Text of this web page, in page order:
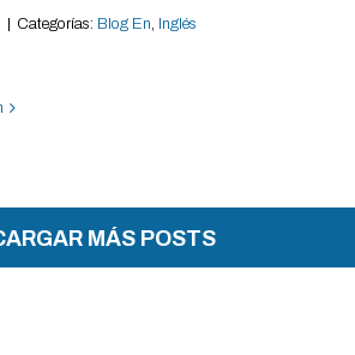
| Categorías: Blog En Inglés
MÁS POSTS